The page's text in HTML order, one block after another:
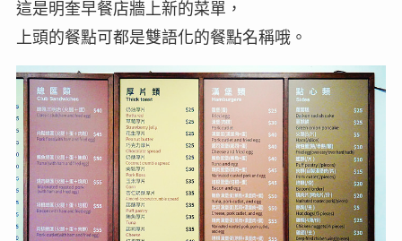
這是明奎早餐店牆上新的菜單，
上頭的餐點可都是雙語化的餐點名稱哦。